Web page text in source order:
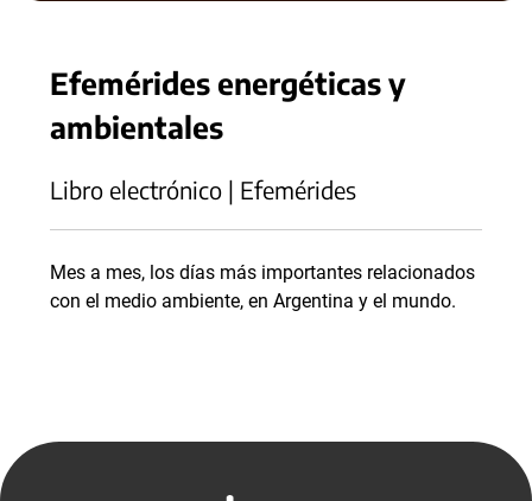
Efemérides energéticas y
ambientales
Libro electrónico | Efemérides
Mes a mes, los días más importantes relacionados
con el medio ambiente, en Argentina y el mundo.